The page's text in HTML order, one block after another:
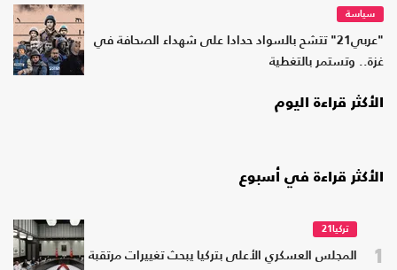
سياسة
"عربي21" تتشح بالسواد حدادا على شهداء الصحافة في
غزة.. وتستمر بالتغطية
الأكثر قراءة اليوم
الأكثر قراءة في أسبوع
1
تركيا21
المجلس العسكري الأعلى بتركيا يبحث تغييرات مرتقبة